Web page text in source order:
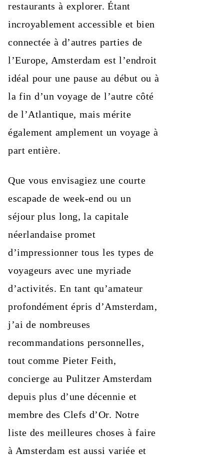
restaurants à explorer. Étant
incroyablement accessible et bien
connectée à d’autres parties de
l’Europe, Amsterdam est l’endroit
idéal pour une pause au début ou à
la fin d’un voyage de l’autre côté
de l’Atlantique, mais mérite
également amplement un voyage à
part entière.
Que vous envisagiez une courte
escapade de week-end ou un
séjour plus long, la capitale
néerlandaise promet
d’impressionner tous les types de
voyageurs avec une myriade
d’activités. En tant qu’amateur
profondément épris d’Amsterdam,
j’ai de nombreuses
recommandations personnelles,
tout comme Pieter Feith,
concierge au Pulitzer Amsterdam
depuis plus d’une décennie et
membre des Clefs d’Or. Notre
liste des meilleures choses à faire
à Amsterdam est aussi variée et